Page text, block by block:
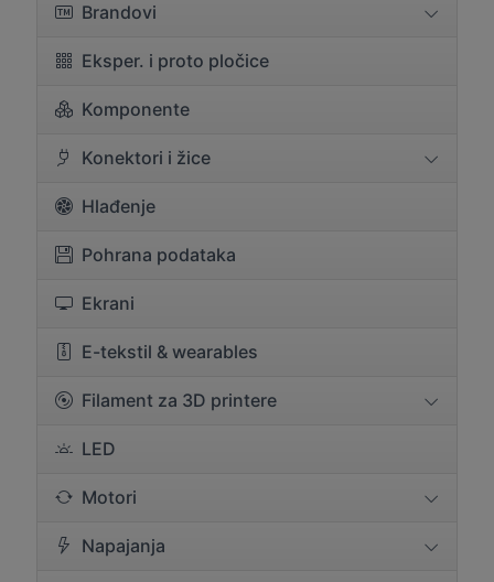
Brandovi
Eksper. i proto pločice
Komponente
Konektori i žice
Hlađenje
Pohrana podataka
Ekrani
E-tekstil & wearables
Filament za 3D printere
LED
Motori
Napajanja